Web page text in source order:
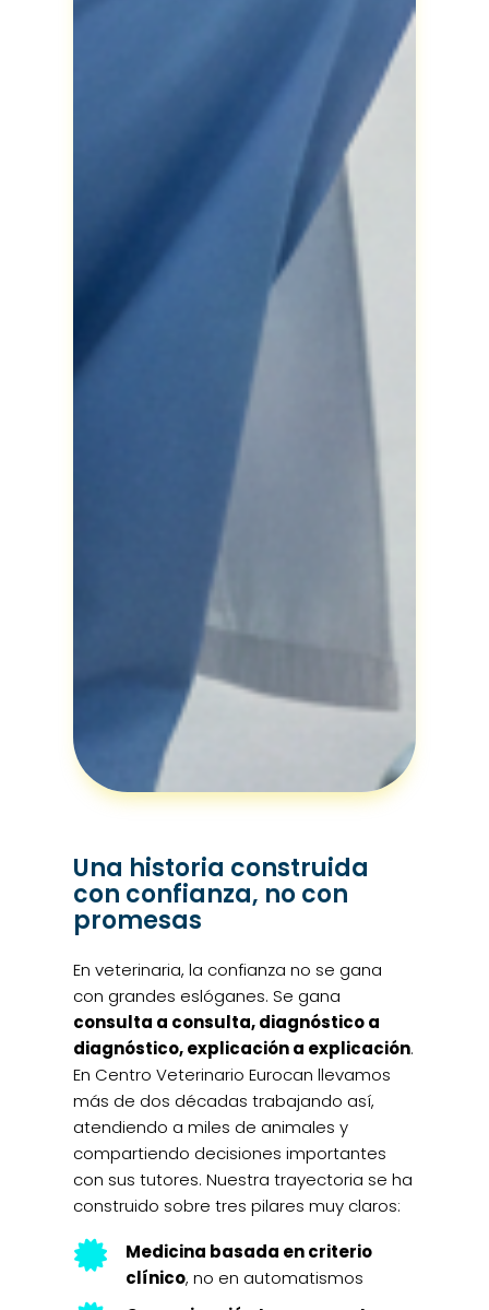
Una historia construida
con confianza, no con
promesas
En veterinaria, la confianza no se gana
con grandes eslóganes. Se gana
consulta a consulta, diagnóstico a
diagnóstico, explicación a explicación.
En Centro Veterinario Eurocan llevamos
más de dos décadas trabajando así,
atendiendo a miles de animales y
compartiendo decisiones importantes
con sus tutores. Nuestra trayectoria se ha
construido sobre tres pilares muy claros:

Medicina basada en criterio
clínico, no en automatismos